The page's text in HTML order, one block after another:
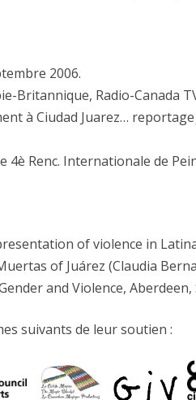
2006.
Britannique, Radio-Canada
à Ciudad Juarez… reportage
4è Renc. Internationale de
of violence in
of Juárez (Claudia
and Violence, Aberdeen,
suivants de leur soutien :